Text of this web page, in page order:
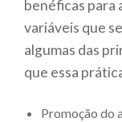
benéficas para
variáveis que
algumas das
que essa
Promoção do